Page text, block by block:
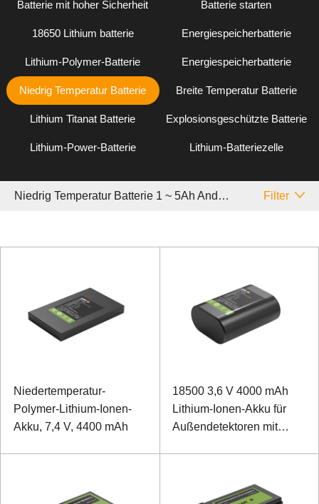
Batterie mit hoher Sicherheit Batterie starten
18650 Lithium batterie Energiespeicherbatterie
Lithium-Polymer-Batterie Energiespeicherbatterie
Niedrig Temperatur Batterie Breite Temperatur Batterie
Lithium Titanat Batterie Explosionsgeschützte Batterie
Lithium-Power-Batterie Lithium-Batteriezelle
Niedrig Temperatur Batterie 1 ~ 5Ah Andere Filter
Niedertemperatur-
Polymer-Lithium-Ionen-
Akku, 7,4 V, 4400 mAh
18500 3,6 V 4000 mAh
Lithium-Ionen-Akku für
Außendetektoren mit